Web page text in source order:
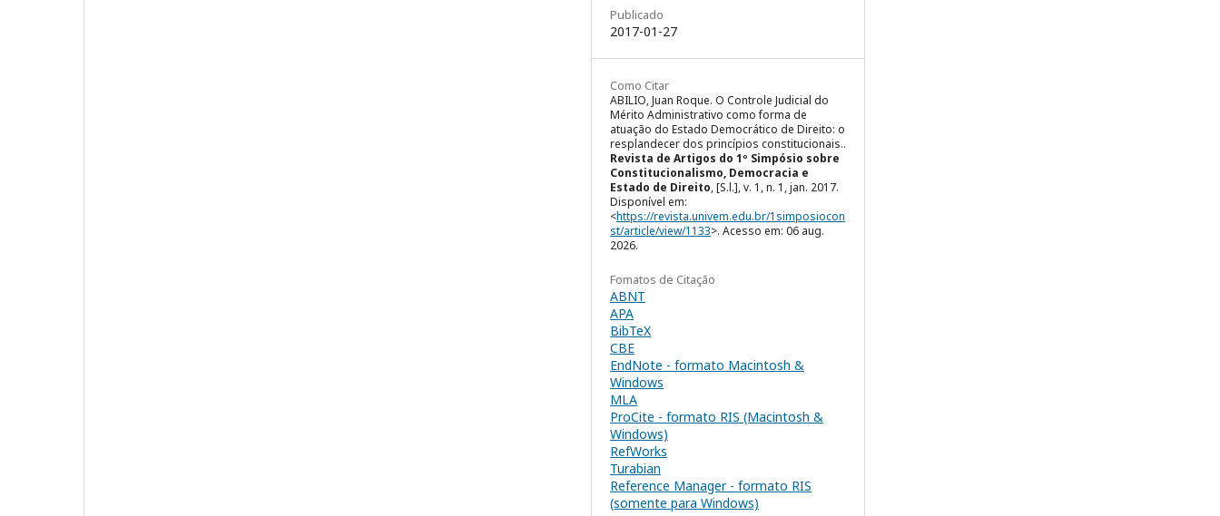
Publicado
2017-01-27
Como Citar
ABILIO, Juan Roque. O Controle Judicial do
Mérito Administrativo como forma de
atuação do Estado Democrático de Direito: o
resplandecer dos princípios constitucionais..
Revista de Artigos do 1º Simpósio sobre
Constitucionalismo, Democracia e
Estado de Direito, [S.l.], v. 1, n. 1, jan. 2017.
Disponível em:
<https://revista.univem.edu.br/1simposiocon
st/article/view/1133>. Acesso em: 06 aug.
2026.
Fomatos de Citação
ABNT
APA
BibTeX
CBE
EndNote - formato Macintosh &
Windows
MLA
ProCite - formato RIS (Macintosh &
Windows)
RefWorks
Turabian
Reference Manager - formato RIS
(somente para Windows)